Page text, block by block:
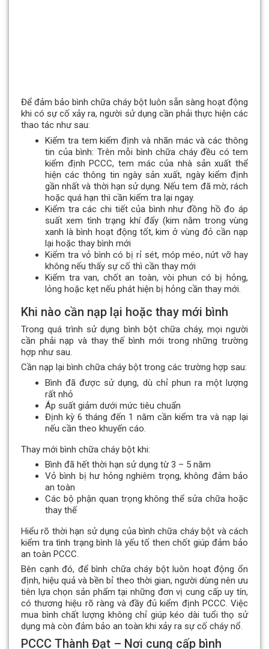
Để đảm bảo bình chữa cháy bột luôn sẵn sàng hoạt động
khi có sự cố xảy ra, người sử dụng cần phải thực hiện các
thao tác như sau:
Kiểm tra tem kiểm định và nhãn mác và các thông
tin của bình: Trên mỗi bình chữa cháy đều có tem
kiểm định PCCC, tem mác của nhà sản xuất thể
hiện các thông tin ngày sản xuất, ngày kiểm định
gần nhất và thời hạn sử dụng. Nếu tem đã mờ, rách
hoặc quá hạn thì cần kiểm tra lại ngay.
Kiểm tra các chi tiết của bình như đồng hồ đo áp
suất xem tình trạng khí đẩy (kim nằm trong vùng
xanh là bình hoạt động tốt, kim ở vùng đỏ cần nạp
lại hoặc thay bình mới
Kiểm tra vỏ bình có bị rỉ sét, móp méo, nứt vỡ hay
không nếu thấy sự cố thì cần thay mới
Kiểm tra van, chốt an toàn, vòi phun có bị hỏng,
lỏng hoặc kẹt nếu phát hiện bị hỏng cần thay mới.
Khi nào cần nạp lại hoặc thay mới bình
Trong quá trình sử dụng bình bột chữa cháy, mọi người
cần phải nạp và thay thế bình mới trong những trường
hợp như sau.
Cần nạp lại bình chữa cháy bột trong các trường hợp sau:
Bình đã được sử dụng, dù chỉ phun ra một lượng
rất nhỏ
Áp suất giảm dưới mức tiêu chuẩn
Định kỳ 6 tháng đến 1 năm cần kiểm tra và nạp lại
nếu cần theo khuyến cáo.
Thay mới bình chữa cháy bột khi:
Bình đã hết thời hạn sử dụng từ 3 – 5 năm
Vỏ bình bị hư hỏng nghiêm trọng, không đảm bảo
an toàn
Các bộ phận quan trọng không thể sửa chữa hoặc
thay thế
Hiểu rõ thời hạn sử dụng của bình chữa cháy bột và cách
kiểm tra tình trạng bình là yếu tố then chốt giúp đảm bảo
an toàn PCCC.
Bên cạnh đó, để bình chữa cháy bột luôn hoạt động ổn
định, hiệu quả và bền bỉ theo thời gian, người dùng nên ưu
tiên lựa chọn sản phẩm tại những đơn vị cung cấp uy tín,
có thương hiệu rõ ràng và đầy đủ kiểm định PCCC. Việc
mua bình chất lượng không chỉ giúp kéo dài tuổi thọ sử
dụng mà còn đảm bảo an toàn khi xảy ra sự cố cháy nổ.
PCCC Thành Đạt – Nơi cung cấp bình